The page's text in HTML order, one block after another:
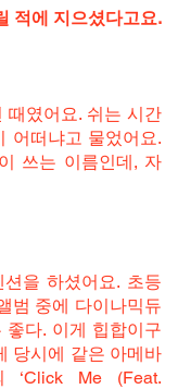
적에 지으셨다고요.
때였어요. 쉬는 시간
어떠냐고 물었어요.
쓰는 이름인데, 자
을 하셨어요. 초등
범 중에 다이나믹듀
좋다. 이게 힙합이구
당시에 같은 아메바
‘Click Me (Feat.